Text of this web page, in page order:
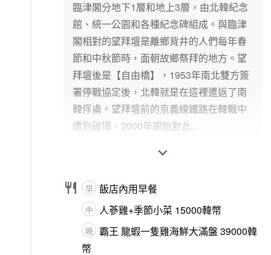
臨津閣分地下1層和地上3層，由北韓紀念
館、統一公園和各種紀念碑組成。與臨津
閣相對的望拜壇是離鄉背井的人們每年春
節和中秋節時，面朝故鄉祭拜的地方。望
拜壇後是【自由橋】，1953年南北雙方簽
署停戰協定後，北韓就是在這裡遣返了南
韓俘虜。望拜壇前的京義線鐵路在韓戰中
遭到破壞，2000年開始對此...

 早 飯店內用早餐
中 人蔘雞+季節小菜 15000韓幣
晚 霸王 龍蝦一隻雞海鮮大滿盤 39000韓
幣